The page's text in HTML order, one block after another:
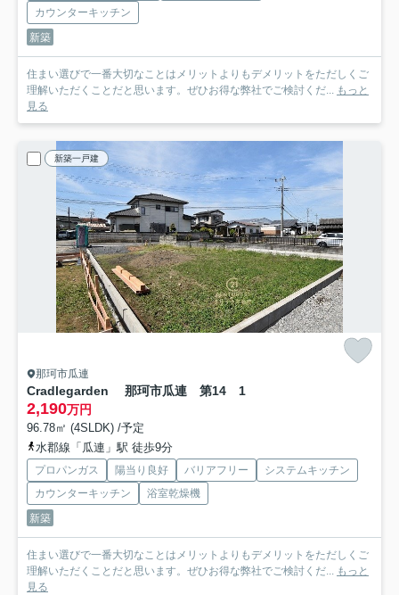
カウンターキッチン
新築
住まい選びで一番大切なことはメリットよりもデメリットをただしくご
理解いただくことだと思います。ぜひお得な弊社でご検討くだ... もっと
見る
新築一戸建
那珂市瓜連
Cradlegarden 那珂市瓜連 第14 1
2,190万円
96.78㎡ (4SLDK) /予定
水郡線「瓜連」駅 徒歩9分
プロパンガス 陽当り良好 バリアフリー
システムキッチン
カウンターキッチン
浴室乾燥機
新築
住まい選びで一番大切なことはメリットよりもデメリットをただしくご
理解いただくことだと思います。ぜひお得な弊社でご検討くだ... もっと
見る